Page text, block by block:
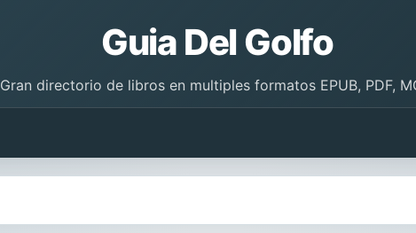
Guia Del Golfo
Gran directorio de libros en multiples formatos EPUB, PDF,